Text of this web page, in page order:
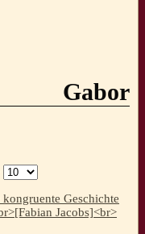
Gabor